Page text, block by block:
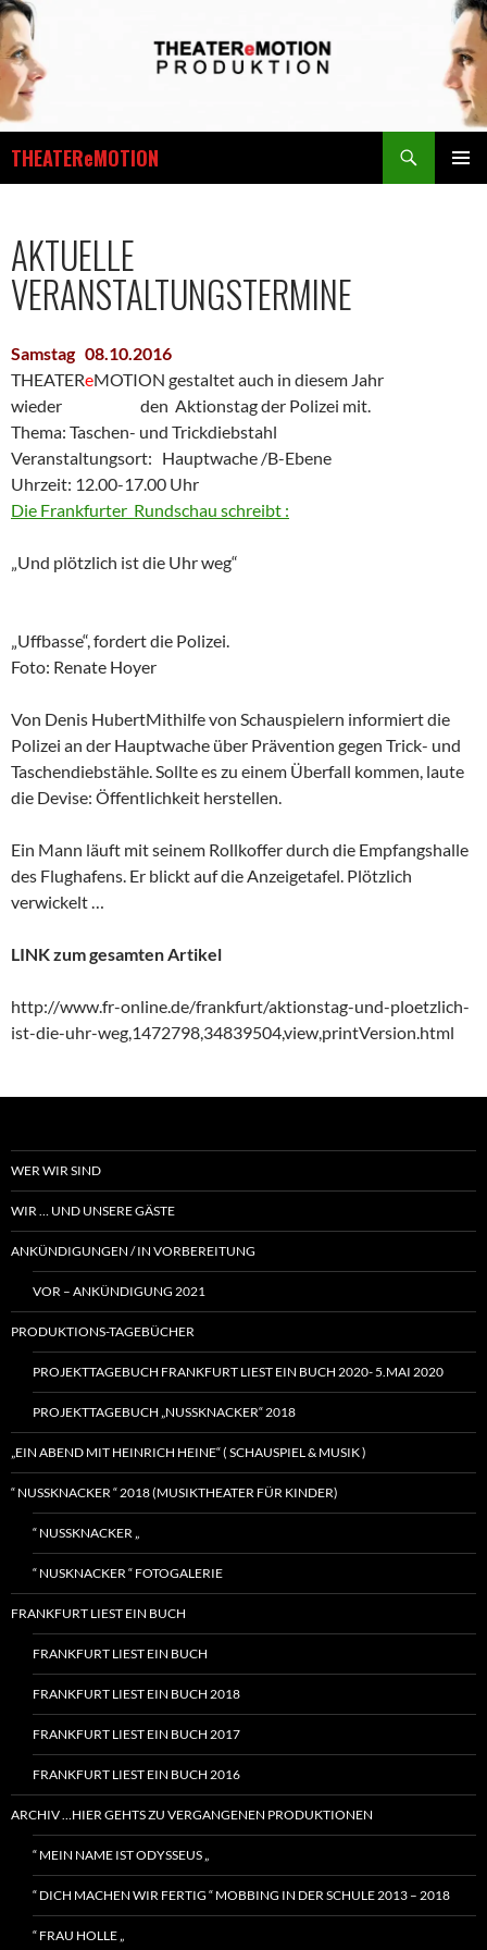
Zum
Inhalt
springen
THEATEReMOTION
AKTUELLE
VERANSTALTUNGSTERMINE
Samstag 08.10.2016
THEATEReMOTION gestaltet auch in diesem Jahr
wieder den Aktionstag der Polizei mit.
Thema: Taschen- und Trickdiebstahl
Veranstaltungsort: Hauptwache /B-Ebene
Uhrzeit: 12.00-17.00 Uhr
Die Frankfurter Rundschau schreibt :
„Und plötzlich ist die Uhr weg“
„Uffbasse“, fordert die Polizei.
Foto: Renate Hoyer
Von Denis HubertMithilfe von Schauspielern informiert die
Polizei an der Hauptwache über Prävention gegen Trick- und
Taschendiebstähle. Sollte es zu einem Überfall kommen, laute
die Devise: Öffentlichkeit herstellen.
Ein Mann läuft mit seinem Rollkoffer durch die Empfangshalle
des Flughafens. Er blickt auf die Anzeigetafel. Plötzlich
verwickelt …
LINK zum gesamten Artikel
http://www.fr-online.de/frankfurt/aktionstag-und-ploetzlich-
ist-die-uhr-weg,1472798,34839504,view,printVersion.html
WER WIR SIND
WIR … UND UNSERE GÄSTE
ANKÜNDIGUNGEN / IN VORBEREITUNG
VOR – ANKÜNDIGUNG 2021
PRODUKTIONS-TAGEBÜCHER
PROJEKTTAGEBUCH FRANKFURT LIEST EIN BUCH 2020- 5.MAI 2020
PROJEKTTAGEBUCH „NUSSKNACKER“ 2018
„EIN ABEND MIT HEINRICH HEINE“ ( SCHAUSPIEL & MUSIK )
“ NUSSKNACKER “ 2018 (MUSIKTHEATER FÜR KINDER)
“ NUSSKNACKER „
“ NUSKNACKER “ FOTOGALERIE
FRANKFURT LIEST EIN BUCH
FRANKFURT LIEST EIN BUCH
FRANKFURT LIEST EIN BUCH 2018
FRANKFURT LIEST EIN BUCH 2017
FRANKFURT LIEST EIN BUCH 2016
ARCHIV …HIER GEHTS ZU VERGANGENEN PRODUKTIONEN
“ MEIN NAME IST ODYSSEUS „
“ DICH MACHEN WIR FERTIG “ MOBBING IN DER SCHULE 2013 – 2018
“ FRAU HOLLE „